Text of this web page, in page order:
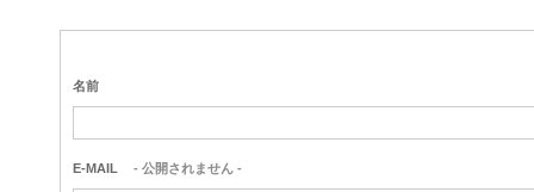
名前
E-MAIL - 公開されません -